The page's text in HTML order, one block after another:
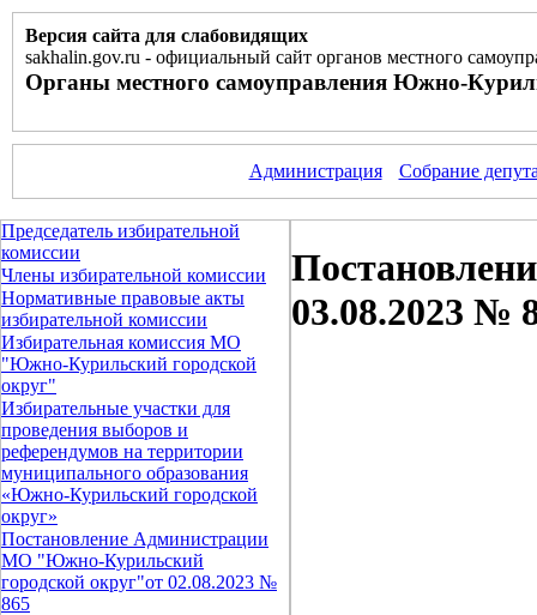
Версия сайта для слабовидящих
sakhalin.gov.ru - официальный сайт органов местного
Органы местного самоуправления Южно-
Администрация Собрание
Председатель избирательной
комиссии
Члены избирательной комиссии
Нормативные правовые акты
избирательной комиссии
Избирательная комиссия МО
"Южно-Курильский городской
округ"
Избирательные участки для
проведения выборов и
референдумов на территории
муниципального образования
«Южно-Курильский городской
округ»
Постановление Администрации
МО "Южно-Курильский
городской округ"от 02.08.2023 №
865
03.08.2023 №